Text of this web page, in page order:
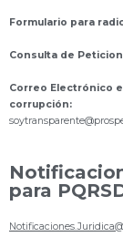
Formulario para
Consulta de
Correo Electrónico
corrupción:
s
para